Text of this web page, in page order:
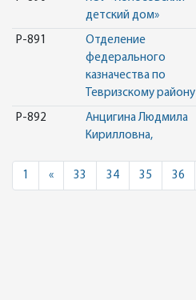
детский дом»
Р-891
Отделение
федерального
казначества по
Тевризскому району
Р-892
Анцигина Людмила
Кирилловна,
1 «Previous
33 34 35 36